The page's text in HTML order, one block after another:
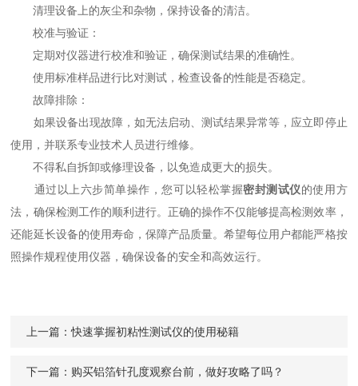
清理设备上的灰尘和杂物，保持设备的清洁。
校准与验证：
定期对仪器进行校准和验证，确保测试结果的准确性。
使用标准样品进行比对测试，检查设备的性能是否稳定。
故障排除：
如果设备出现故障，如无法启动、测试结果异常等，应立即停止
使用，并联系专业技术人员进行维修。
不得私自拆卸或修理设备，以免造成更大的损失。
通过以上六步简单操作，您可以轻松掌握密封测试仪的使用方
法，确保检测工作的顺利进行。正确的操作不仅能够提高检测效率，
还能延长设备的使用寿命，保障产品质量。希望每位用户都能严格按
照操作规程使用仪器，确保设备的安全和高效运行。
上一篇：快速掌握初粘性测试仪的使用秘籍
下一篇： 购买铝箔针孔度观察台前，做好攻略了吗？